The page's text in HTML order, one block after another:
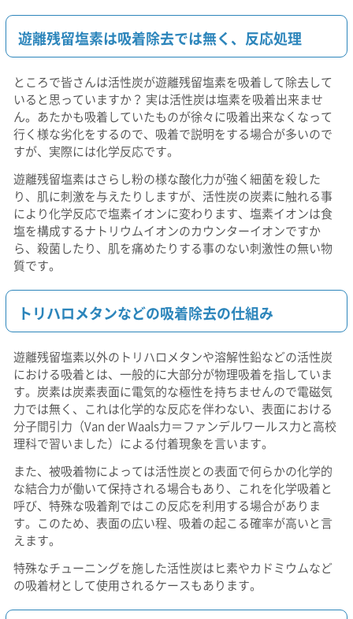
遊離残留塩素は吸着除去では無く、反応処理
ところで皆さんは活性炭が遊離残留塩素を吸着して除去して
いると思っていますか？ 実は活性炭は塩素を吸着出来ませ
ん。あたかも吸着していたものが徐々に吸着出来なくなって
行く様な劣化をするので、吸着で説明をする場合が多いので
すが、実際には化学反応です。
遊離残留塩素はさらし粉の様な酸化力が強く細菌を殺した
り、肌に刺激を与えたりしますが、活性炭の炭素に触れる事
により化学反応で塩素イオンに変わります、塩素イオンは食
塩を構成するナトリウムイオンのカウンターイオンですか
ら、殺菌したり、肌を痛めたりする事のない刺激性の無い物
質です。
トリハロメタンなどの吸着除去の仕組み
遊離残留塩素以外のトリハロメタンや溶解性鉛などの活性炭
における吸着とは、一般的に大部分が物理吸着を指していま
す。炭素は炭素表面に電気的な極性を持ちませんので電磁気
力では無く、これは化学的な反応を伴わない、表面における
分子間引力（Van der Waals力＝ファンデルワールス力と高校
理科で習いました）による付着現象を言います。
また、被吸着物によっては活性炭との表面で何らかの化学的
な結合力が働いて保持される場合もあり、これを化学吸着と
呼び、特殊な吸着剤ではこの反応を利用する場合がありま
す。このため、表面の広い程、吸着の起こる確率が高いと言
えます。
特殊なチューニングを施した活性炭はヒ素やカドミウムなど
の吸着材として使用されるケースもあります。